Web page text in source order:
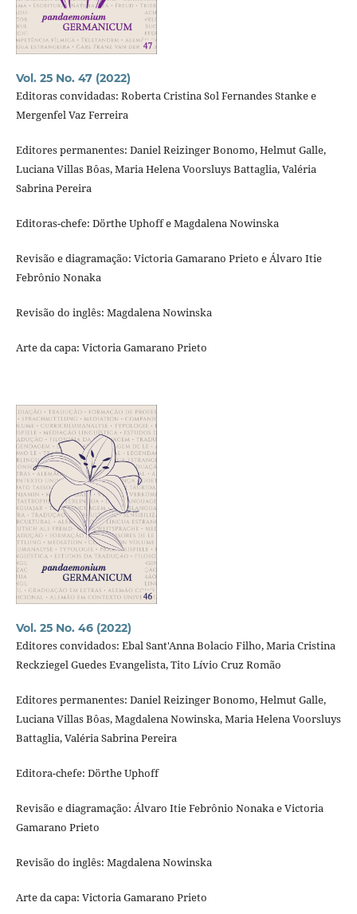
Vol. 25 No. 47 (2022)
Editoras convidadas: Roberta Cristina Sol Fernandes Stanke e
Mergenfel Vaz Ferreira
Editores permanentes: Daniel Reizinger Bonomo, Helmut Galle,
Luciana Villas Bôas, Maria Helena Voorsluys Battaglia, Valéria
Sabrina Pereira
Editoras-chefe: Dörthe Uphoff e Magdalena Nowinska
Revisão e diagramação: Victoria Gamarano Prieto e Álvaro Itie
Febrônio Nonaka
Revisão do inglês: Magdalena Nowinska
Arte da capa: Victoria Gamarano Prieto
Vol. 25 No. 46 (2022)
Editores convidados: Ebal Sant'Anna Bolacio Filho, Maria Cristina
Reckziegel Guedes Evangelista, Tito Lívio Cruz Romão
Editores permanentes: Daniel Reizinger Bonomo, Helmut Galle,
Luciana Villas Bôas, Magdalena Nowinska, Maria Helena Voorsluys
Battaglia, Valéria Sabrina Pereira
Editora-chefe: Dörthe Uphoff
Revisão e diagramação: Álvaro Itie Febrônio Nonaka e Victoria
Gamarano Prieto
Revisão do inglês: Magdalena Nowinska
Arte da capa: Victoria Gamarano Prieto